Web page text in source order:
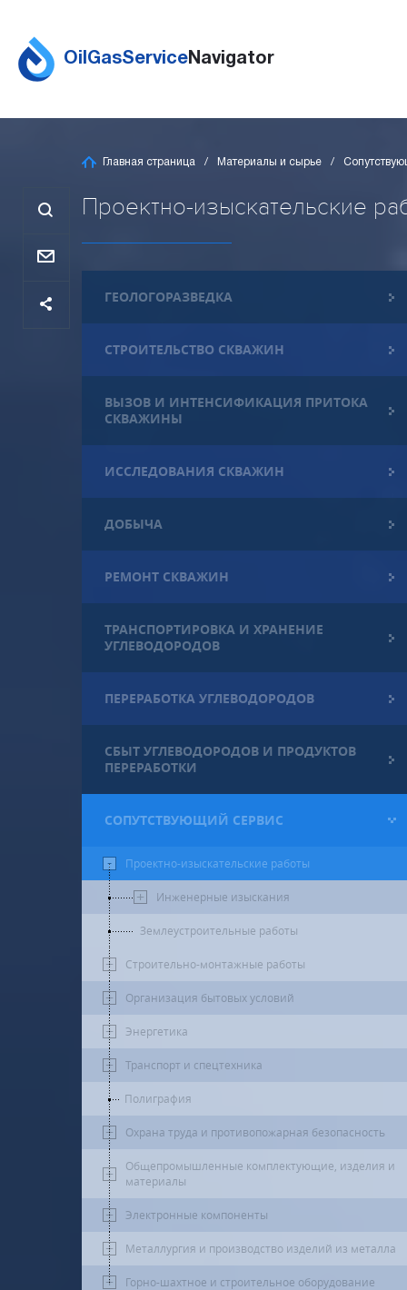
OilGasServiceNavigator
Главная страница Материалы и сырье
Проектно-изыскательские
ГЕОЛОГОРАЗВЕДКА
СТРОИТЕЛЬСТВО СКВАЖИН
ВЫЗОВ И ИНТЕНСИФИКАЦИЯ ПРИТОКА
СКВАЖИНЫ
ИССЛЕДОВАНИЯ СКВАЖИН
ДОБЫЧА
РЕМОНТ СКВАЖИН
ТРАНСПОРТИРОВКА И ХРАНЕНИЕ
УГЛЕВОДОРОДОВ
ПЕРЕРАБОТКА УГЛЕВОДОРОДОВ
СБЫТ УГЛЕВОДОРОДОВ И ПРОДУКТОВ
ПЕРЕРАБОТКИ
СОПУТСТВУЮЩИЙ СЕРВИС
Проектно-изыскательские работы
Инженерные изыскания
Землеустроительные работы
Строительно-монтажные работы
Организация бытовых условий
Энергетика
Транспорт и спецтехника
Полиграфия
Охрана труда и противопожарная безопасность
Общепромышленные комплектующие, изделия и
материалы
Электронные компоненты
Металлургия и производство изделий из металла
Горно-шахтное и строительное оборудование